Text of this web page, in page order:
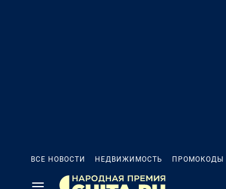
ВСЕ НОВОСТИ НЕДВИЖИМОСТЬ ПРОМОКОДЫ